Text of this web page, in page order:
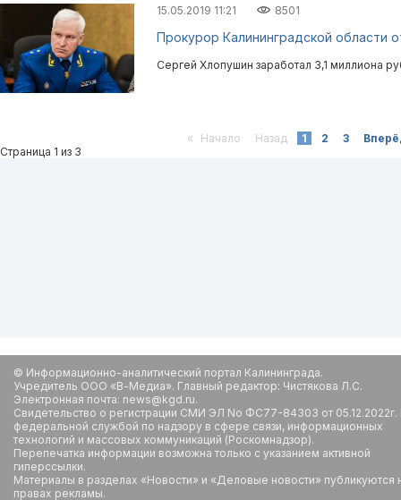
15.05.2019 11:21 8501
Прокурор Калининградской области
Сергей Хлопушин заработал 3,1 миллиона
« Начало Назад 1 2 3
Страница 1 из 3
© Информационно-аналитический портал Калининграда.
Учредитель ООО «В-Медиа». Главный редактор: Чистякова Л.С.
Электронная почта: news@kgd.ru.
Свидетельство о регистрации СМИ ЭЛ No ФС77-84303 от
федеральной службой по надзору в сфере связи, информационных
технологий и массовых коммуникаций (Роскомнадзор).
Перепечатка информации возможна только с указанием активной
гиперссылки.
Материалы в разделах «Новости» и «Деловые новости» публикуются
правах рекламы.